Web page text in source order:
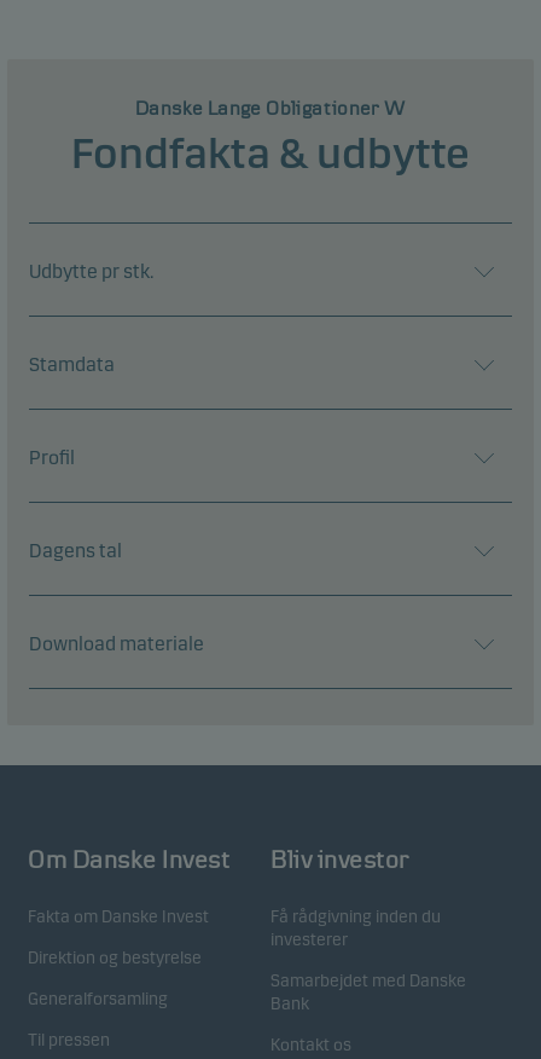
Danske Lange Obligationer W
Fondfakta & udbytte
Udbytte pr stk.
Stamdata
Profil
Dagens tal
Download materiale
Om Danske Invest
Fakta om Danske Invest
Direktion og bestyrelse
Generalforsamling
Til pressen
Bliv investor
Få rådgivning inden du
investerer
Samarbejdet med Danske
Bank
Kontakt os